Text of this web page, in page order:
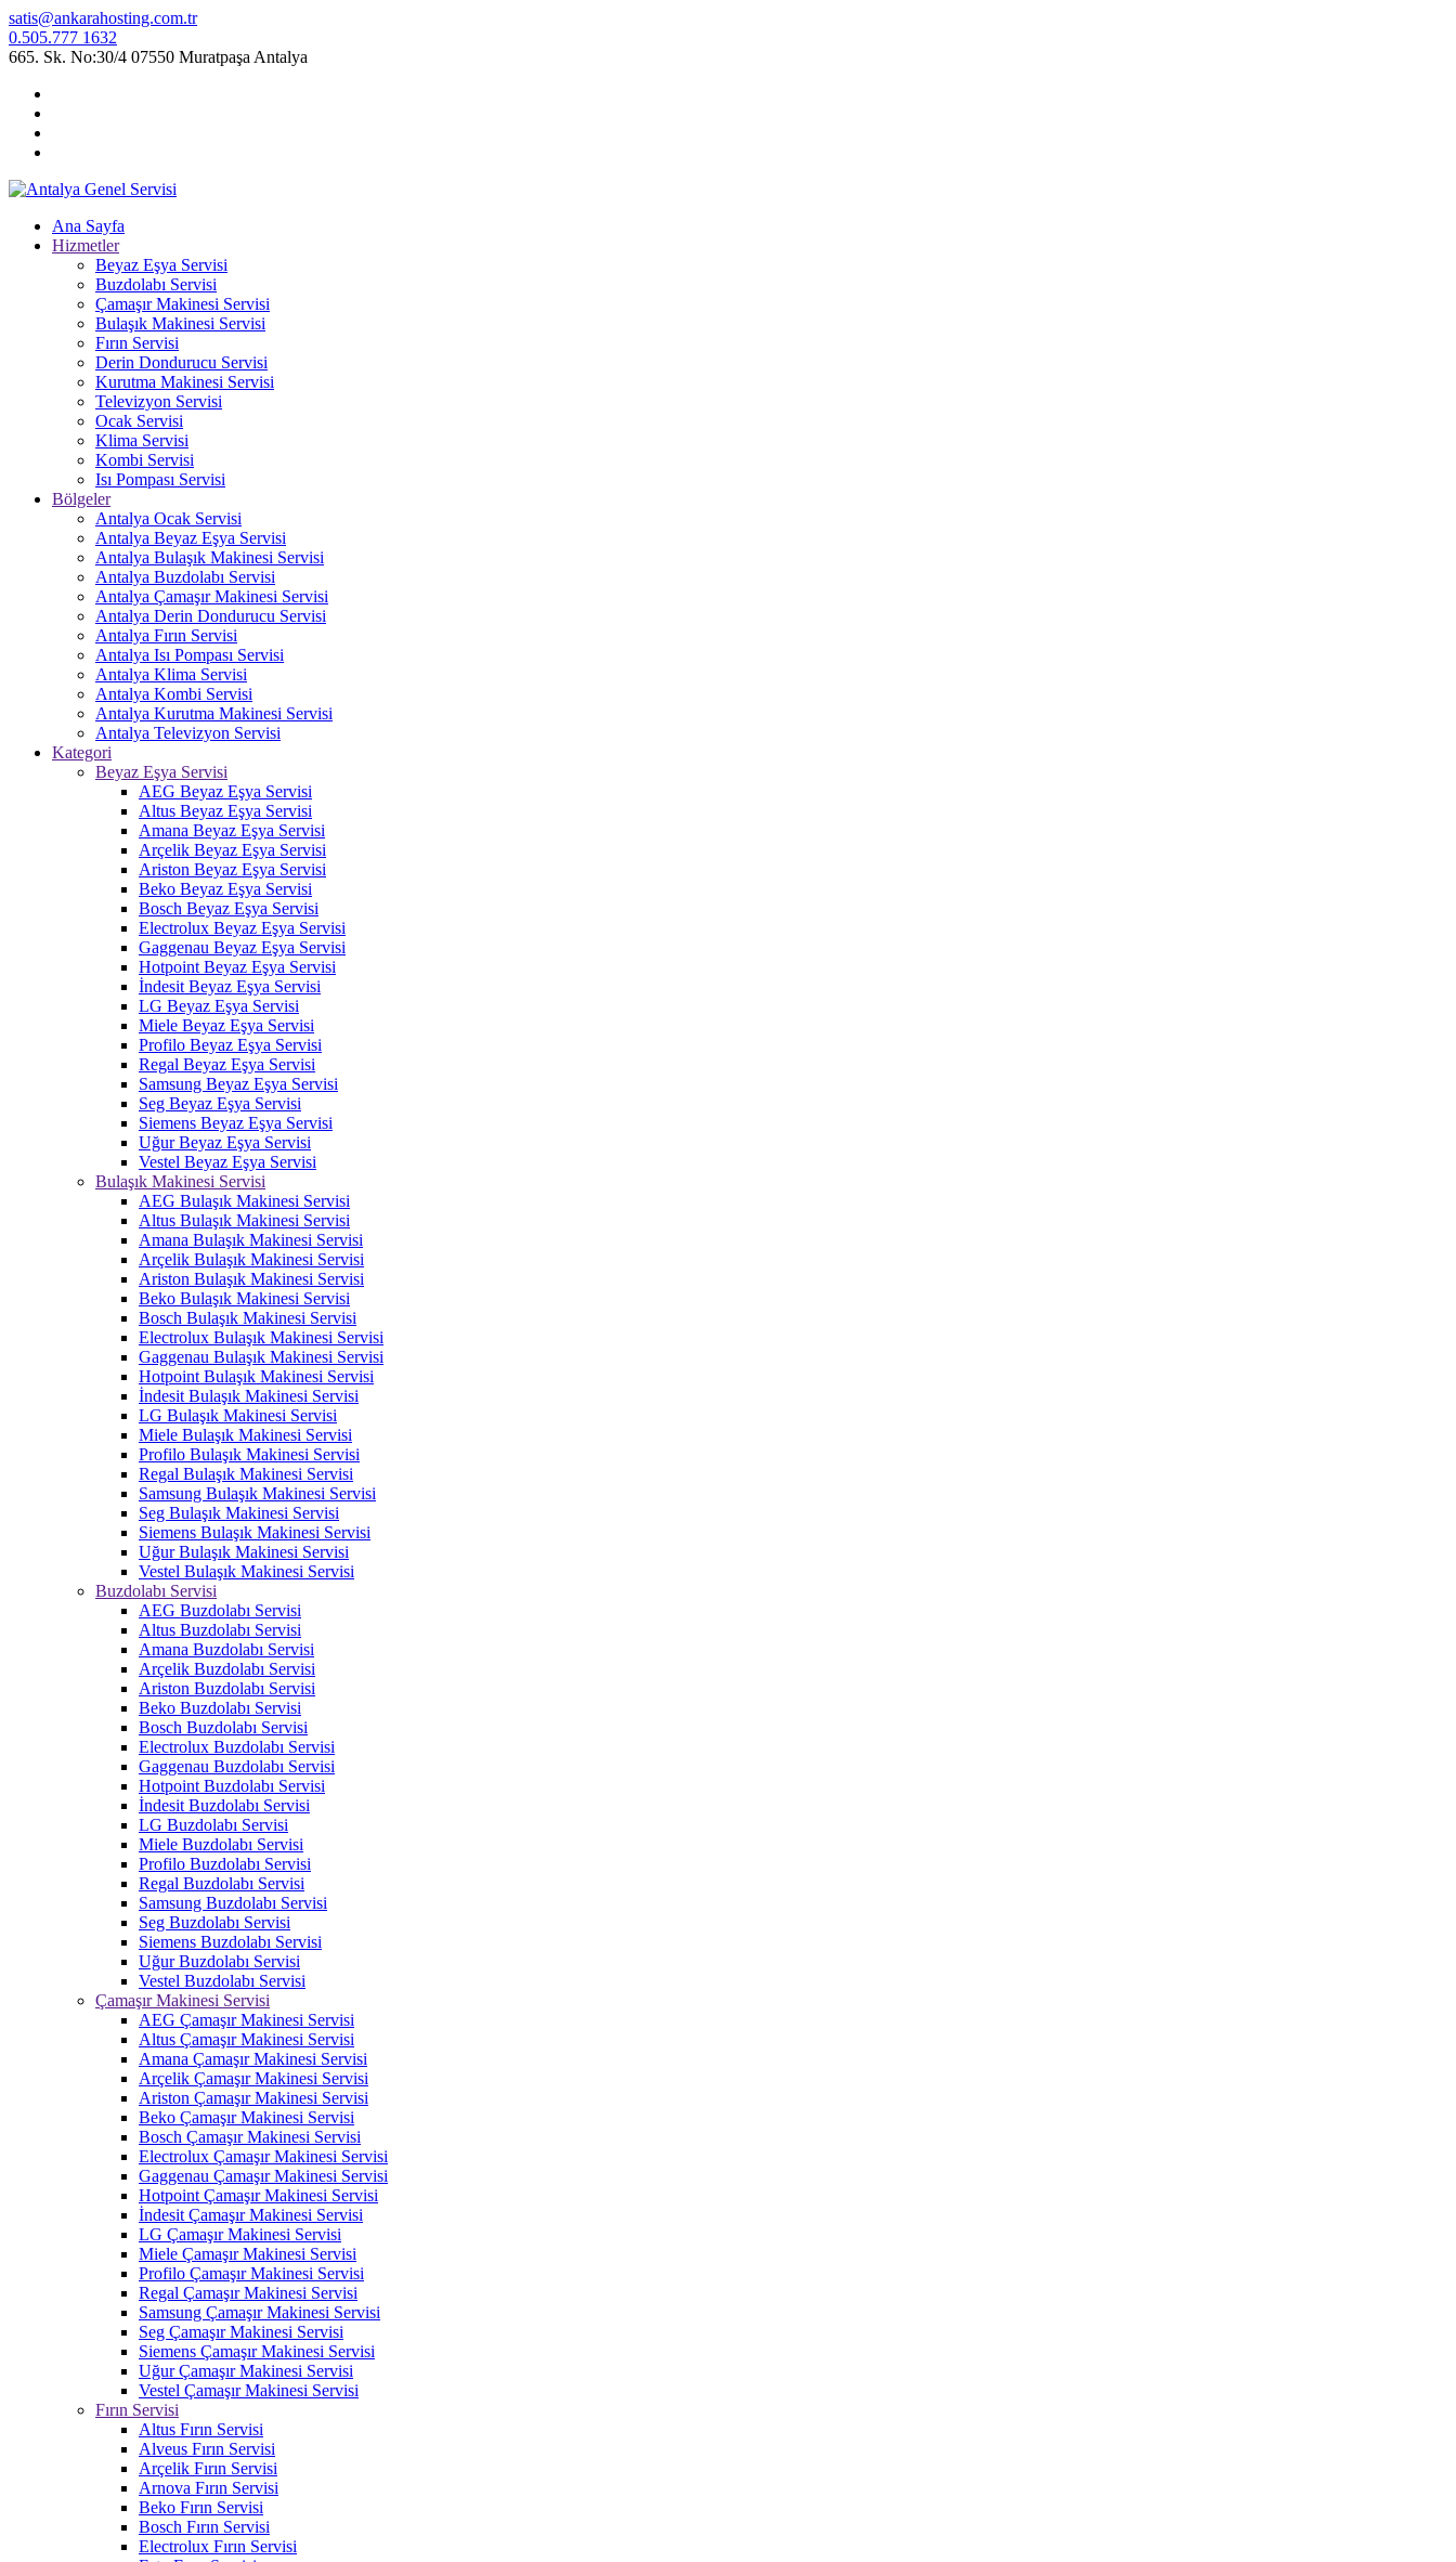
satis@ankarahosting.com.tr
0.505.777 1632
665. Sk. No:30/4 07550 Muratpaşa Antalya
Ana Sayfa
Hizmetler
Beyaz Eşya Servisi
Buzdolabı Servisi
Çamaşır Makinesi Servisi
Bulaşık Makinesi Servisi
Fırın Servisi
Derin Dondurucu Servisi
Kurutma Makinesi Servisi
Televizyon Servisi
Ocak Servisi
Klima Servisi
Kombi Servisi
Isı Pompası Servisi
Bölgeler
Antalya Ocak Servisi
Antalya Beyaz Eşya Servisi
Antalya Bulaşık Makinesi Servisi
Antalya Buzdolabı Servisi
Antalya Çamaşır Makinesi Servisi
Antalya Derin Dondurucu Servisi
Antalya Fırın Servisi
Antalya Isı Pompası Servisi
Antalya Klima Servisi
Antalya Kombi Servisi
Antalya Kurutma Makinesi Servisi
Antalya Televizyon Servisi
Kategori
Beyaz Eşya Servisi
AEG Beyaz Eşya Servisi
Altus Beyaz Eşya Servisi
Amana Beyaz Eşya Servisi
Arçelik Beyaz Eşya Servisi
Ariston Beyaz Eşya Servisi
Beko Beyaz Eşya Servisi
Bosch Beyaz Eşya Servisi
Electrolux Beyaz Eşya Servisi
Gaggenau Beyaz Eşya Servisi
Hotpoint Beyaz Eşya Servisi
İndesit Beyaz Eşya Servisi
LG Beyaz Eşya Servisi
Miele Beyaz Eşya Servisi
Profilo Beyaz Eşya Servisi
Regal Beyaz Eşya Servisi
Samsung Beyaz Eşya Servisi
Seg Beyaz Eşya Servisi
Siemens Beyaz Eşya Servisi
Uğur Beyaz Eşya Servisi
Vestel Beyaz Eşya Servisi
Bulaşık Makinesi Servisi
AEG Bulaşık Makinesi Servisi
Altus Bulaşık Makinesi Servisi
Amana Bulaşık Makinesi Servisi
Arçelik Bulaşık Makinesi Servisi
Ariston Bulaşık Makinesi Servisi
Beko Bulaşık Makinesi Servisi
Bosch Bulaşık Makinesi Servisi
Electrolux Bulaşık Makinesi Servisi
Gaggenau Bulaşık Makinesi Servisi
Hotpoint Bulaşık Makinesi Servisi
İndesit Bulaşık Makinesi Servisi
LG Bulaşık Makinesi Servisi
Miele Bulaşık Makinesi Servisi
Profilo Bulaşık Makinesi Servisi
Regal Bulaşık Makinesi Servisi
Samsung Bulaşık Makinesi Servisi
Seg Bulaşık Makinesi Servisi
Siemens Bulaşık Makinesi Servisi
Uğur Bulaşık Makinesi Servisi
Vestel Bulaşık Makinesi Servisi
Buzdolabı Servisi
AEG Buzdolabı Servisi
Altus Buzdolabı Servisi
Amana Buzdolabı Servisi
Arçelik Buzdolabı Servisi
Ariston Buzdolabı Servisi
Beko Buzdolabı Servisi
Bosch Buzdolabı Servisi
Electrolux Buzdolabı Servisi
Gaggenau Buzdolabı Servisi
Hotpoint Buzdolabı Servisi
İndesit Buzdolabı Servisi
LG Buzdolabı Servisi
Miele Buzdolabı Servisi
Profilo Buzdolabı Servisi
Regal Buzdolabı Servisi
Samsung Buzdolabı Servisi
Seg Buzdolabı Servisi
Siemens Buzdolabı Servisi
Uğur Buzdolabı Servisi
Vestel Buzdolabı Servisi
Çamaşır Makinesi Servisi
AEG Çamaşır Makinesi Servisi
Altus Çamaşır Makinesi Servisi
Amana Çamaşır Makinesi Servisi
Arçelik Çamaşır Makinesi Servisi
Ariston Çamaşır Makinesi Servisi
Beko Çamaşır Makinesi Servisi
Bosch Çamaşır Makinesi Servisi
Electrolux Çamaşır Makinesi Servisi
Gaggenau Çamaşır Makinesi Servisi
Hotpoint Çamaşır Makinesi Servisi
İndesit Çamaşır Makinesi Servisi
LG Çamaşır Makinesi Servisi
Miele Çamaşır Makinesi Servisi
Profilo Çamaşır Makinesi Servisi
Regal Çamaşır Makinesi Servisi
Samsung Çamaşır Makinesi Servisi
Seg Çamaşır Makinesi Servisi
Siemens Çamaşır Makinesi Servisi
Uğur Çamaşır Makinesi Servisi
Vestel Çamaşır Makinesi Servisi
Fırın Servisi
Altus Fırın Servisi
Alveus Fırın Servisi
Arçelik Fırın Servisi
Arnova Fırın Servisi
Beko Fırın Servisi
Bosch Fırın Servisi
Electrolux Fırın Servisi